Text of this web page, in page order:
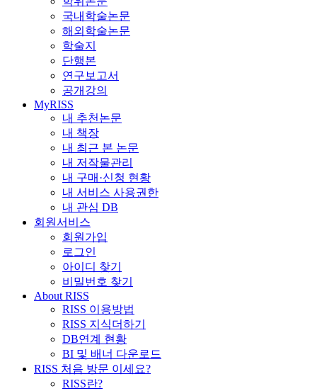
국내학술논문
해외학술논문
학술지
단행본
연구보고서
공개강의
MyRISS
내 추천논문
내 책장
내 최근 본 논문
내 저작물관리
내 구매·신청 현황
내 서비스 사용권한
내 관심 DB
회원서비스
회원가입
로그인
아이디 찾기
비밀번호 찾기
About RISS
RISS 이용방법
RISS 지식더하기
DB연계 현황
BI 및 배너 다운로드
RISS 처음 방문 이세요?
RISS란?